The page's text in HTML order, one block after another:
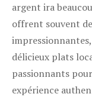
argent ira
offrent souvent
délicieux plats
passionnants
expérience